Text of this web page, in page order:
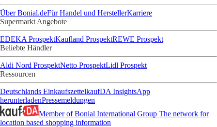
Über Bonial.deFür Handel und HerstellerKarriere
Supermarkt Angebote
EDEKA ProspektKaufland ProspektREWE Prospekt
Beliebte Händler
Aldi Nord ProspektNetto ProspektLidl Prospekt
Ressourcen
Deutschlands EinkaufszettelkaufDA InsightsApp
herunterladenPressemeldungen
Member of Bonial International Group The network for
location based shopping information